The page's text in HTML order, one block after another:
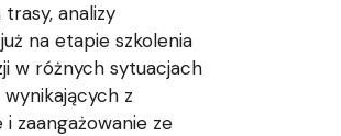
analizy
na etapie szkolenia
w różnych sytuacjach
z
zaangażowanie ze